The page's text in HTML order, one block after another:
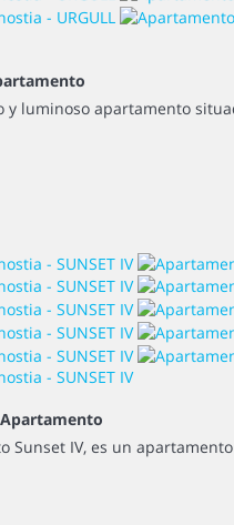
luminoso apartamento
Apartamento
Sunset IV, es un